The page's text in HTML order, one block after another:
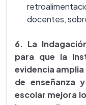
docentes,
6. La
para que la
evidencia amplia
de enseñanza
escolar mejora